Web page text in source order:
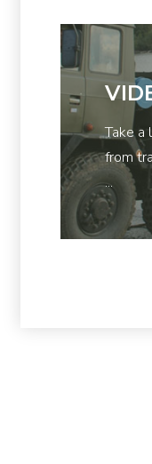
Take a
from
...